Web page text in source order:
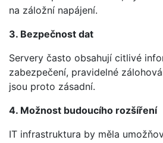
na záložní napájení.
3. Bezpečnost dat
Servery často obsahují citlivé
zabezpečení, pravidelné
jsou proto zásadní.
4. Možnost budoucího rozšíření
IT infrastruktura by měla